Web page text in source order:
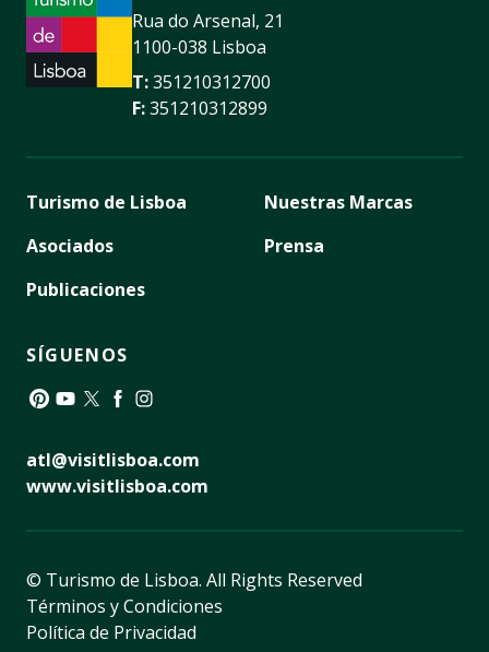
Rua do Arsenal, 21
1100-038 Lisboa
T:351210312700
F:351210312899
Turismo de Lisboa
Asociados
Publicaciones
Nuestras Marcas
Prensa
SÍGUENOS
atl@visitlisboa.com
www.visitlisboa.com
© Turismo de Lisboa. All Rights Reserved
Términos y Condiciones
Política de Privacidad